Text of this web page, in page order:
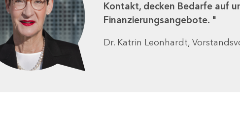
Kontakt, decken Bedarfe auf
Finanzierungsangebote.
Dr. Katrin Leonhardt,